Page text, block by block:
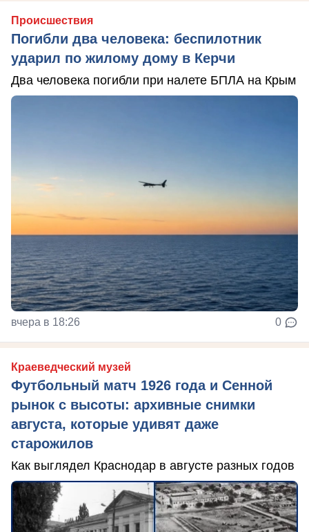
Происшествия
Погибли два человека: беспилотник
ударил по жилому дому в Керчи
Два человека погибли при налете БПЛА на Крым
вчера в 18:26 0
Краеведческий музей
Футбольный матч 1926 года и Сенной
рынок с высоты: архивные снимки
августа, которые удивят даже
старожилов
Как выглядел Краснодар в августе разных годов